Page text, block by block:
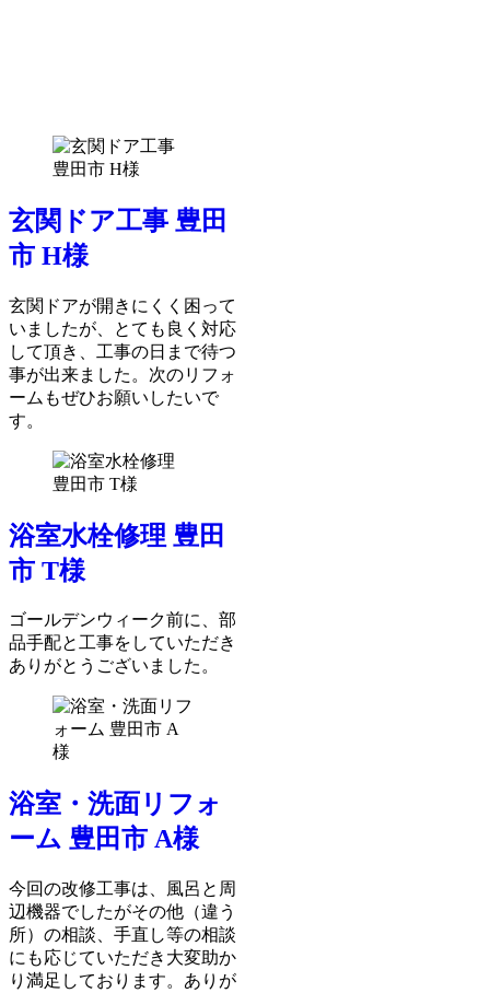
玄関ドア工事 豊田
市 H様
玄関ドアが開きにくく困って
いましたが、とても良く対応
して頂き、工事の日まで待つ
事が出来ました。次のリフォ
ームもぜひお願いしたいで
す。
浴室水栓修理 豊田
市 T様
ゴールデンウィーク前に、部
品手配と工事をしていただき
ありがとうございました。
浴室・洗面リフォ
ーム 豊田市 A様
今回の改修工事は、風呂と周
辺機器でしたがその他（違う
所）の相談、手直し等の相談
にも応じていただき大変助か
り満足しております。ありが